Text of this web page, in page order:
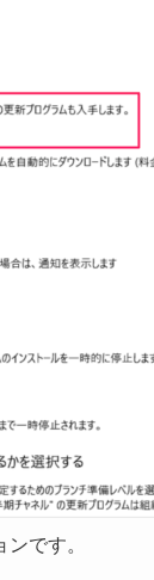
です。